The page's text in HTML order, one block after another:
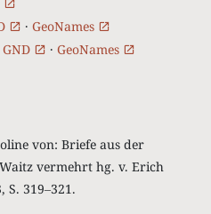
· GeoNames
GND · GeoNames
von: Briefe aus der
vermehrt hg. v. Erich
S. 319‒321.